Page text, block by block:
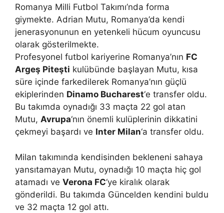
Romanya Milli Futbol Takımı’nda forma
giymekte. Adrian Mutu, Romanya’da kendi
jenerasyonunun en yetenkeli hücum oyuncusu
olarak gösterilmekte.
Profesyonel futbol kariyerine Romanya’nın FC
Argeş Piteşti kulübünde başlayan Mutu, kısa
süre içinde farkedilerek Romanya’nın güçlü
ekiplerinden Dinamo Bucharest‘e transfer oldu.
Bu takımda oynadığı 33 maçta 22 gol atan
Mutu, Avrupa‘nın önemli kulüplerinin dikkatini
çekmeyi başardı ve Inter Milan‘a transfer oldu.
Milan takımında kendisinden bekleneni sahaya
yansıtamayan Mutu, oynadığı 10 maçta hiç gol
atamadı ve Verona FC‘ye kiralık olarak
gönderildi. Bu takımda Güncelden kendini buldu
ve 32 maçta 12 gol attı.